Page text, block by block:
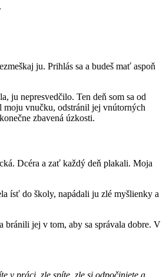
ju. Prihlás sa a budeš mať aspoň
ju nepresvedčilo. Ten deň som sa od
moju vnučku, odstránil jej vnútorných
zbavená úzkosti.
Dcéra a zať každý deň plakali. Moja
ísť do školy, napádali ju zlé myšlienky a
bránili jej v tom, aby sa správala dobre. V
v práci, zle spíte, zle si odpočiniete a